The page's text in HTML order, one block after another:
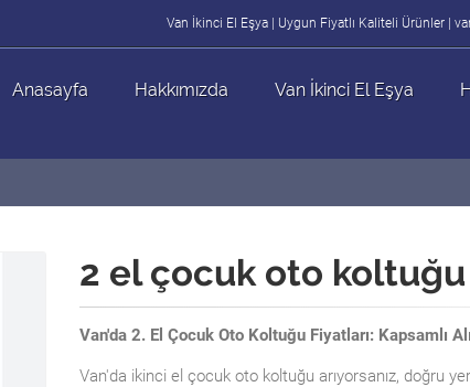
Van İkinci El Eşya | Uygun Fiyatlı Kaliteli Ürünler |
Anasayfa Hakkımızda Van İkinci El Eşya
2 el çocuk oto koltuğu
Van'da 2. El Çocuk Oto Koltuğu Fiyatları: Kapsamlı
Van'da ikinci el çocuk oto koltuğu arıyorsanız, doğru